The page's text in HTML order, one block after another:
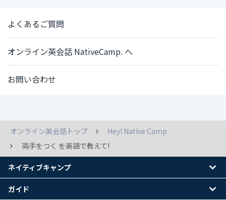
よくあるご質問
オンライン英会話 NativeCamp. へ
お問い合わせ
オンライン英会話トップ
Hey! Native Camp
両手をつく を英語で教えて!
ネイティブキャンプ
ガイド